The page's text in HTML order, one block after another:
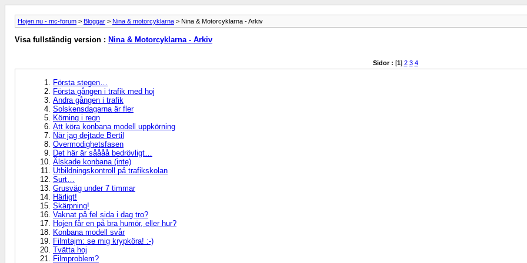
Hojen.nu - mc-forum > Bloggar > Nina & motorcyklarna > Nina & Motorcyklarna - Arkiv
Visa fullständig version : Nina & Motorcyklarna - Arkiv
Sidor : [1] 2 3 4
Första stegen…
Första gången i trafik med hoj
Andra gången i trafik
Solskensdagarna är fler
Körning i regn
Att köra konbana modell uppkörning
När jag dejtade Bertil
Övermodighetsfasen
Det här är såååå bedrövligt…
Älskade konbana (inte)
Utbildningskontroll på trafikskolan
Surt…
Grusväg under 7 timmar
Härligt!
Skärpning!
Vaknat på fel sida i dag tro?
Hojen får en på bra humör, eller hur?
Konbana modell svår
Filmtajm: se mig krypköra! :-)
Tvätta hoj
Filmproblem?